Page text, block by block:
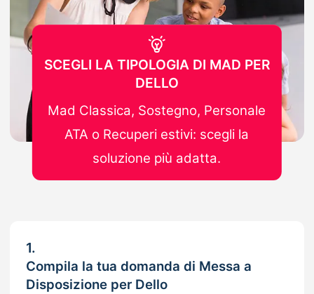
1.
Compila la tua domanda di Messa a
Disposizione per Dello
SCEGLI LA TIPOLOGIA DI MAD PER
DELLO
Mad Classica, Sostegno, Personale
ATA o Recuperi estivi: scegli la
soluzione più adatta.